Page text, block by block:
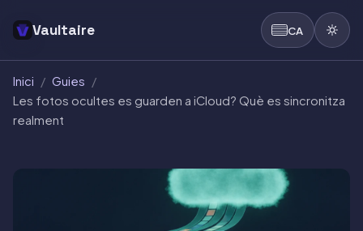
Vaultaire CA
Inici / Guies /
Les fotos ocultes es guarden a iCloud? Què es sincronitza
realment